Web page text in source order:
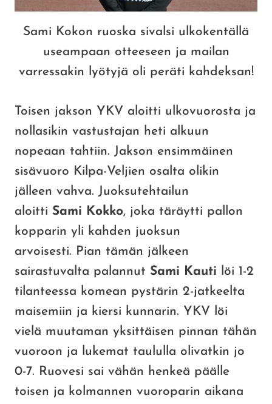
Sami Kokon ruoska sivalsi ulkokentällä
useampaan otteeseen ja mailan
varressakin lyötyjä oli peräti kahdeksan!
Toisen jakson YKV aloitti ulkovuorosta ja
nollasikin vastustajan heti alkuun
nopeaan tahtiin. Jakson ensimmäinen
sisävuoro Kilpa-Veljien osalta olikin
jälleen vahva. Juoksutehtailun
aloitti Sami Kokko, joka täräytti pallon
kopparin yli kahden juoksun
arvoisesti. Pian tämän jälkeen
sairastuvalta palannut Sami Kauti löi 1-2
tilanteessa komean pystärin 2-jatkeelta
maisemiin ja kiersi kunnarin. YKV löi
vielä muutaman yksittäisen pinnan tähän
vuoroon ja lukemat taululla olivatkin jo
0-7. Ruovesi sai vähän henkeä päälle
toisen ja kolmannen vuoroparin aikana